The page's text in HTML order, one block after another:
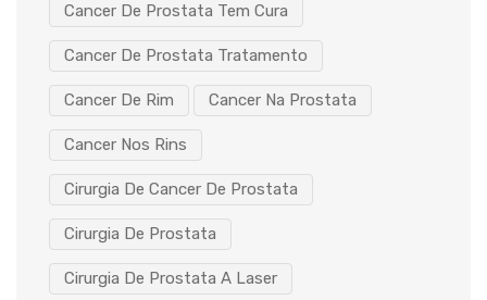
Cancer De Prostata Tem Cura
Cancer De Prostata Tratamento
Cancer De Rim Cancer Na Prostata
Cancer Nos Rins
Cirurgia De Cancer De Prostata
Cirurgia De Prostata
Cirurgia De Prostata A Laser